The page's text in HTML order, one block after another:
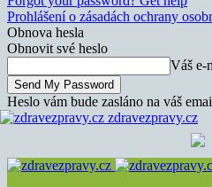
Prohlášení o zásadách ochrany
Obnova hesla
Obnovit své heslo
Váš e-
Heslo vám bude zasláno na váš
zdravezpravy.cz